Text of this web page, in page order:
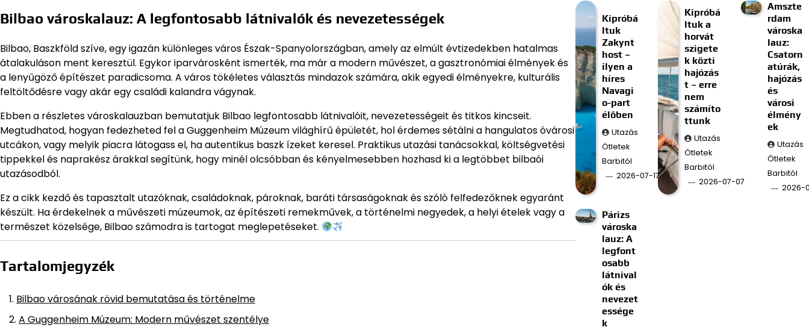
Bilbao városkalauz: A legfontosabb látnivalók és nevezetességek
Bilbao, Baszkföld szíve, egy igazán különleges város Észak-Spanyolországban, amely az elmúlt évtizedekben hatalmas
átalakuláson ment keresztül. Egykor iparvárosként ismerték, ma már a modern művészet, a gasztronómiai élmények és
a lenyűgöző építészet paradicsoma. A város tökéletes választás mindazok számára, akik egyedi élményekre, kulturális
feltöltődésre vagy akár egy családi kalandra vágynak.
Ebben a részletes városkalauzban bemutatjuk Bilbao legfontosabb látnivalóit, nevezetességeit és titkos kincseit.
Megtudhatod, hogyan fedezheted fel a Guggenheim Múzeum világhírű épületét, hol érdemes sétálni a hangulatos óvárosi
utcákon, vagy melyik piacra látogass el, ha autentikus baszk ízeket keresel. Praktikus utazási tanácsokkal, költségvetési
tippekkel és naprakész árakkal segítünk, hogy minél olcsóbban és kényelmesebben hozhasd ki a legtöbbet bilbaói
utazásodból.
Ez a cikk kezdő és tapasztalt utazóknak, családoknak, pároknak, baráti társaságoknak és szóló felfedezőknek egyaránt
készült. Ha érdekelnek a művészeti múzeumok, az építészeti remekművek, a történelmi negyedek, a helyi ételek vagy a
természet közelsége, Bilbao számodra is tartogat meglepetéseket.
Tartalomjegyzék
Bilbao városának rövid bemutatása és történelme
A Guggenheim Múzeum: Modern művészet szentélye
Kipróbá
ltuk
Zakynt
host –
ilyen a
híres
Navagi
o-part
élőben
Utazás
Ötletek
Barbitól
2026-07-17
Kipróbá
ltuk a
horvát
szigete
k közti
hajózás
t – erre
nem
számíto
ttunk
Utazás
Ötletek
Barbitól
2026-07-07
Amszte
rdam
városka
lauz:
Csatorn
atúrák,
hajózás
és
városi
élmény
ek
Utazás
Ötletek
Barbitól
2026-
Párizs
városka
lauz: A
legfont
osabb
látnival
ók és
nevezet
essége
k